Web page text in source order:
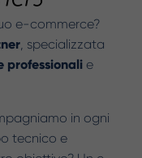
e-commerce?
, specializzata
professionalie
in ogni
tecnico e